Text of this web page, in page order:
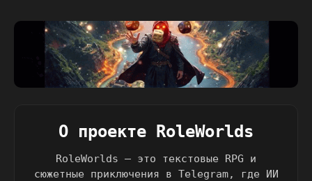
О проекте RoleWorlds
RoleWorlds — это текстовые RPG и
сюжетные приключения в Telegram, где ИИ